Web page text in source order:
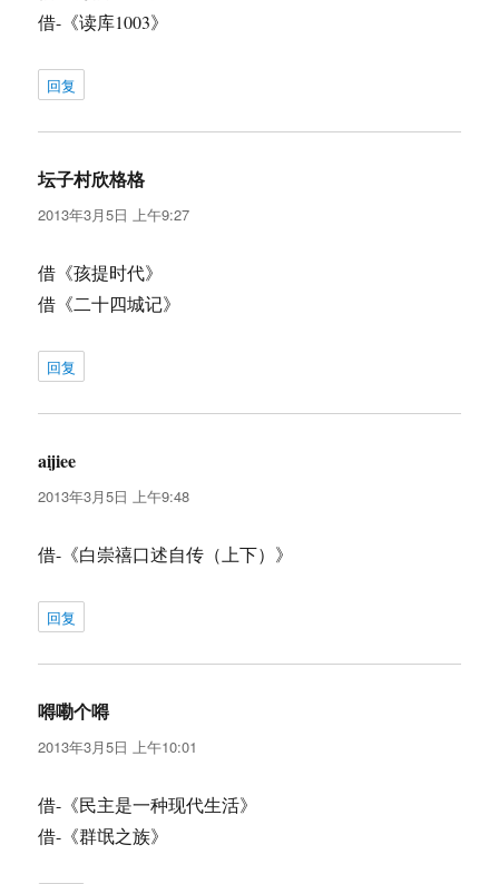
借-《读库1003》
回复
坛子村欣格格说
道：
2013年3月5日 上午9:27
借《孩提时代》
借《二十四城记》
回复
aijiee
道：
2013年3月5日 上午9:48
借-《白崇禧口述自传（上下）》
回复
嘚嘞个嘚说
道：
2013年3月5日 上午10:01
借-《民主是一种现代生活》
借-《群氓之族》